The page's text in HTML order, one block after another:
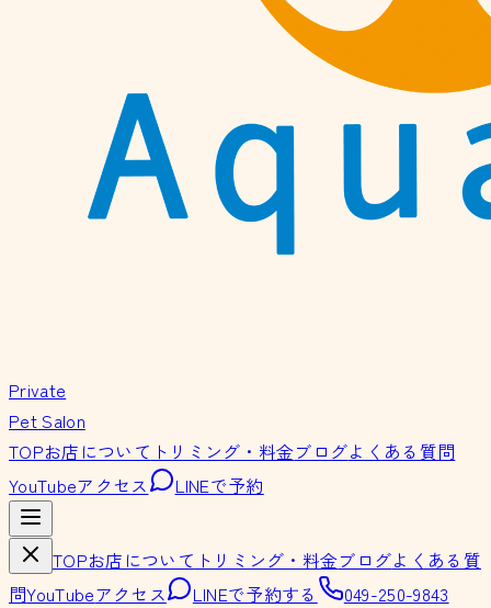
Private
Pet Salon
TOPお店について トリミング・料金ブログよくある質問
YouTubeアクセス LINEで予約
TOPお店について トリミング・料金ブログよくある質
問YouTubeアクセス LINEで予約する 049-250-9843